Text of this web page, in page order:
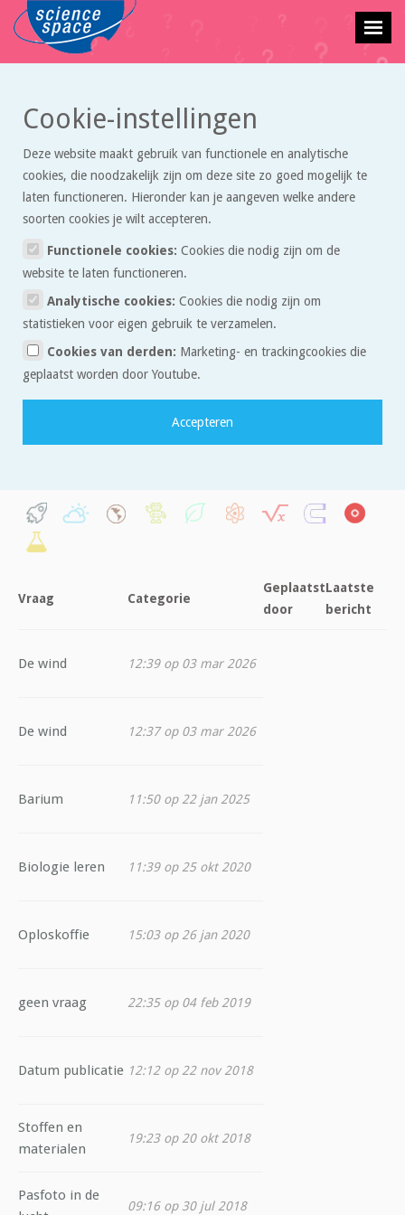
Vraagbaak» Overig
In de vraagbaak kun je een vraag stellen over exacte vakken. Wij
proberen je zo snel mogelijk te antwoorden. Wees je ervan bewust dat
probleem op kunt lossen. Daar leer je het meeste van.
Stel een vraag
Vraag Categorie
Geplaatst
door
Laatste
bericht
De wind 12:39 op 03 mar 2026
De wind 12:37 op 03 mar 2026
Barium 11:50 op 22 jan 2025
Biologie leren 11:39 op 25 okt 2020
Oploskoffie 15:03 op 26 jan 2020
geen vraag 22:35 op 04 feb 2019
Datum publicatie 12:12 op 22 nov 2018
Stoffen en
materialen
19:23 op 20 okt 2018
Pasfoto in de
09:16 op 30 jul 2018
Cookie-instellingen
Deze website maakt gebruik van functionele en analytische
cookies, die noodzakelijk zijn om deze site zo goed mogelijk te
laten functioneren. Hieronder kan je aangeven welke andere
soorten cookies je wilt accepteren.
Functionele cookies: Cookies die nodig zijn om de
website te laten functioneren.
Analytische cookies: Cookies die nodig zijn om
statistieken voor eigen gebruik te verzamelen.
Cookies van derden: Marketing- en trackingcookies die
geplaatst worden door Youtube.